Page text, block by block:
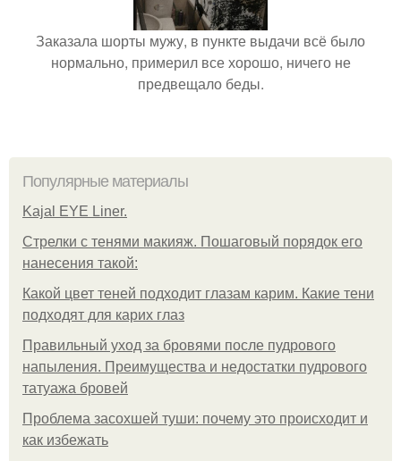
Заказала шорты мужу, в пункте выдачи всё было
нормально, примерил все хорошо, ничего не
предвещало беды.
Популярные материалы
Kajal EYE Liner.
Стрелки с тенями макияж. Пошаговый порядок его
нанесения такой:
Какой цвет теней подходит глазам карим. Какие тени
подходят для карих глаз
Правильный уход за бровями после пудрового
напыления. Преимущества и недостатки пудрового
татуажа бровей
Проблема засохшей туши: почему это происходит и
как избежать